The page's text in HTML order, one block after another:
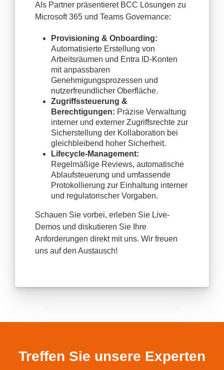
Als Partner präsentieret BCC Lösungen zu
Microsoft 365 und Teams Governance:
Provisioning & Onboarding:
Automatisierte Erstellung von
Arbeitsräumen und Entra ID-Konten
mit anpassbaren
Genehmigungsprozessen und
nutzerfreundlicher Oberfläche.
Zugriffssteuerung &
Berechtigungen: Präzise Verwaltung
interner und externer Zugriffsrechte zur
Sicherstellung der Kollaboration bei
gleichbleibend hoher Sicherheit.
Lifecycle-Management:
Regelmäßige Reviews, automatische
Ablaufsteuerung und umfassende
Protokollierung zur Einhaltung interner
und regulatorischer Vorgaben.
Schauen Sie vorbei, erleben Sie Live-
Demos und diskutieren Sie Ihre
Anforderungen direkt mit uns. Wir freuen
uns auf den Austausch!
Treffen Sie unsere Experten